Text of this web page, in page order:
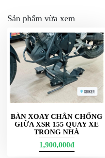
SẢN
PHẨM
MỚI
BLOG
PHƯỢT
LIÊN
HỆ
HƯỚNG
DẪN
Sản phẩm vừa xem
BÀN XOAY CHÂN CHỐNG
GIỮA XSR 155 QUAY XE
TRONG NHÀ
1,900,000đ